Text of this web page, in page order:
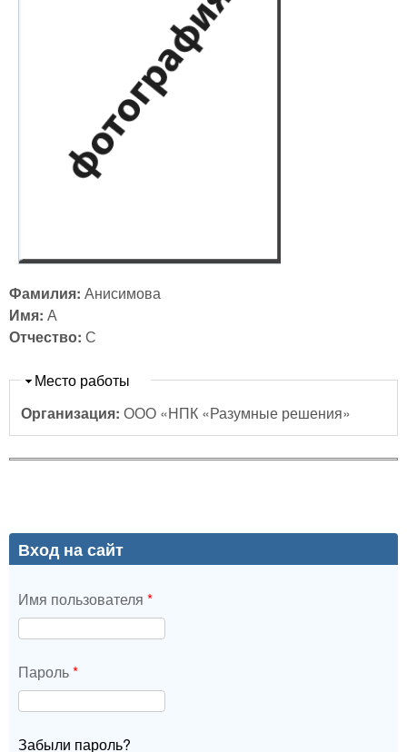
Фамилия: Анисимова
Имя: А
Отчество: С
Скрыть
Место работы
Организация: ООО «НПК «Разумные решения»
Вход на сайт
Имя пользователя *
Пароль*
Забыли пароль?